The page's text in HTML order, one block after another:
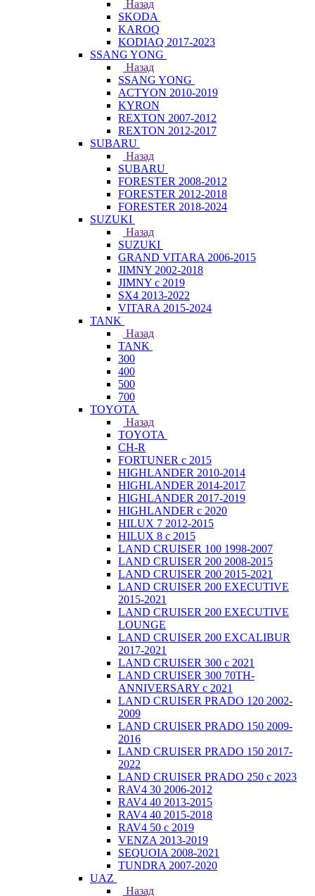
Назад
SKODA
KAROQ
KODIAQ 2017-2023
SSANG YONG
Назад
SSANG YONG
ACTYON 2010-2019
KYRON
REXTON 2007-2012
REXTON 2012-2017
SUBARU
Назад
SUBARU
FORESTER 2008-2012
FORESTER 2012-2018
FORESTER 2018-2024
SUZUKI
Назад
SUZUKI
GRAND VITARA 2006-2015
JIMNY 2002-2018
JIMNY с 2019
SX4 2013-2022
VITARA 2015-2024
TANK
Назад
TANK
300
400
500
700
TOYOTA
Назад
TOYOTA
CH-R
FORTUNER с 2015
HIGHLANDER 2010-2014
HIGHLANDER 2014-2017
HIGHLANDER 2017-2019
HIGHLANDER с 2020
HILUX 7 2012-2015
HILUX 8 с 2015
LAND CRUISER 100 1998-2007
LAND CRUISER 200 2008-2015
LAND CRUISER 200 2015-2021
LAND CRUISER 200 EXECUTIVE
2015-2021
LAND CRUISER 200 EXECUTIVE
LOUNGE
LAND CRUISER 200 EXCALIBUR
2017-2021
LAND CRUISER 300 с 2021
LAND CRUISER 300 70TH-
ANNIVERSARY с 2021
LAND CRUISER PRADO 120 2002-
2009
LAND CRUISER PRADO 150 2009-
2016
LAND CRUISER PRADO 150 2017-
2022
LAND CRUISER PRADO 250 с 2023
RAV4 30 2006-2012
RAV4 40 2013-2015
RAV4 40 2015-2018
RAV4 50 с 2019
VENZA 2013-2019
SEQUOIA 2008-2021
TUNDRA 2007-2020
UAZ
Назад